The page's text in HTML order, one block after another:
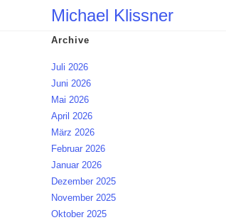
Michael Klissner
Archive
Juli 2026
Juni 2026
Mai 2026
April 2026
März 2026
Februar 2026
Januar 2026
Dezember 2025
November 2025
Oktober 2025